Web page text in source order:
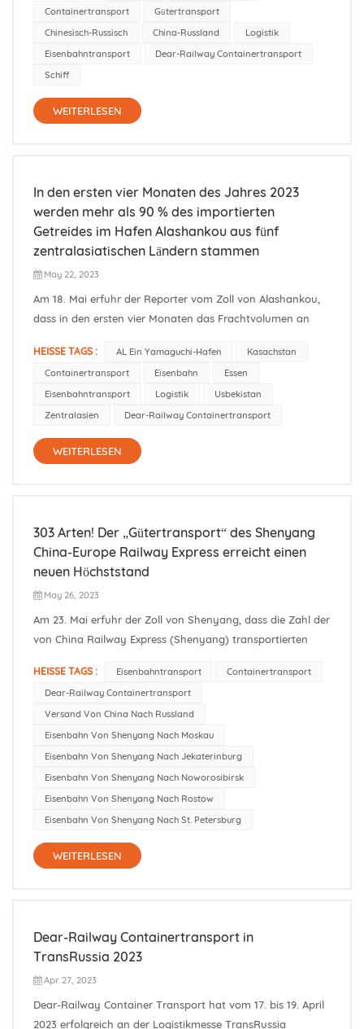
das Frachtvolumen zwischen Russland und China über die
Autobahnhäfen...
Containertransport
Gütertransport
Chinesisch-Russisch
China-Russland
Logistik
Eisenbahntransport
Dear-Railway Containertransport
Schiff
WEITERLESEN
In den ersten vier Monaten des Jahres 2023
werden mehr als 90 % des importierten
Getreides im Hafen Alashankou aus fünf
zentralasiatischen Ländern stammen
May 22, 2023
Am 18. Mai erfuhr der Reporter vom Zoll von Alashankou,
dass in den ersten vier Monaten das Frachtvolumen an
Tonnen erreichte, was einem Anstieg von 146,7 %
gegenüber dem Vorjahr entspricht, wovon über 90 % des
Getreides stammten aus den fünf ze...
HEISSE TAGS : AL Ein Yamaguchi-Hafen
Kasachstan
Containertransport
Eisenbahn
Essen
Eisenbahntransport
Logistik
Usbekistan
Zentralasien
Dear-Railway Containertransport
WEITERLESEN
303 Arten! Der „Gütertransport“ des Shenyang
China-Europe Railway Express erreicht einen
neuen Höchststand
May 26, 2023
Am 23. Mai erfuhr der Zoll von Shenyang, dass die Zahl der
von China Railway Express (Shenyang) transportierten
wird davon ausgegangen, dass der derzeitige Shenyang
China-Europe Railway Express (Shenyang) hauptsächlich
aus den drei...
HEISSE TAGS : Eisenbahntransport
Containertransport
Dear-Railway Containertransport
Versand Von China Nach Russland
Eisenbahn Von Shenyang Nach Moskau
Eisenbahn Von Shenyang Nach Jekaterinburg
Eisenbahn Von Shenyang Nach Noworosibirsk
Eisenbahn Von Shenyang Nach Rostow
Eisenbahn Von Shenyang Nach St. Petersburg
WEITERLESEN
Dear-Railway Containertransport in
TransRussia 2023
Apr 27, 2023
Dear-Railway Container Transport hat vom 17. bis 19. April
2023 erfolgreich an der Logistikmesse TransRussia